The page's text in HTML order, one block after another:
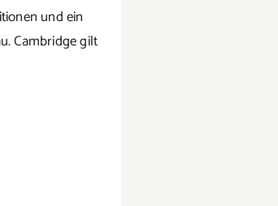
und ein
Cambridge gilt